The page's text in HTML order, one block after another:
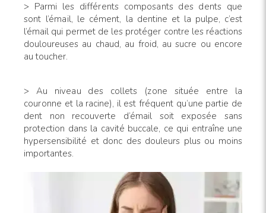
> Parmi les différents composants des dents que
sont l’émail, le cément, la dentine et la pulpe, c’est
l’émail qui permet de les protéger contre les réactions
douloureuses au chaud, au froid, au sucre ou encore
au toucher.
> Au niveau des collets (zone située entre la
couronne et la racine), il est fréquent qu’une partie de
dent non recouverte d’émail soit exposée sans
protection dans la cavité buccale, ce qui entraîne une
hypersensibilité et donc des douleurs plus ou moins
importantes.